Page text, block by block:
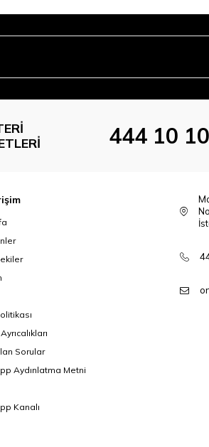
444 10 10
Sorular
Aydınlatma Metni
Kanalı